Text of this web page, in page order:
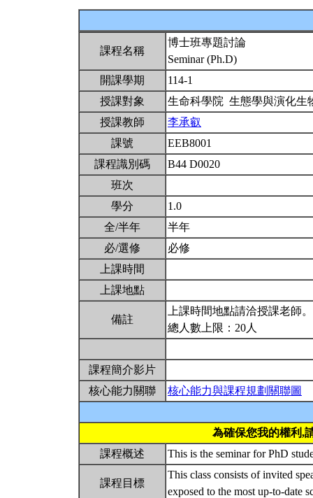
課程名稱
博士班專題討論
Seminar (Ph.D)
開課學期
114-1
授課對象
生命科學院 生態學與演化
授課教師
李承叡
課號
EEB8001
課程識別碼
B44 D0020
班次
學分
1.0
全/半年
半年
必/選修
必修
上課時間
上課地點
備註
上課時間地點請洽授課老師
總人數上限：20人
課程簡介影片
核心能力關聯
核心能力與課程規劃關聯圖
為確保您我的權利,
課程概述
This is the seminar for PhD
課程目標
This class consists of invited
exposed to the most up-to-date